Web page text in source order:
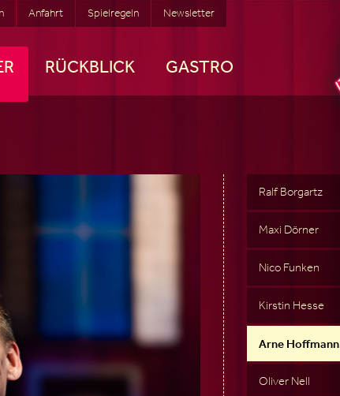
Anfahrt Spielregeln Newsletter
RÜCKBLICK GASTRO
Ralf Borgartz
Maxi Dörner
Nico Funken
Kirstin Hesse
Arne Hoffmann
Oliver Nell